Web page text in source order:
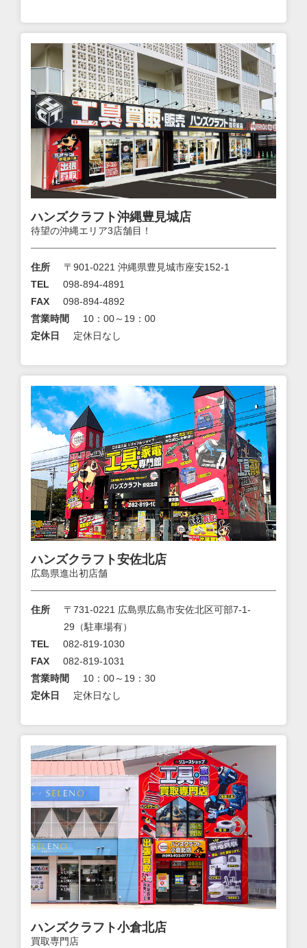
ハンズクラフト沖縄豊見城店
待望の沖縄エリア3店舗目！
住所
〒901-0221 沖縄県豊見城市座安152-1
TEL
098-894-4891
FAX
098-894-4892
営業時間
10：00～19：00
定休日
定休日なし
ハンズクラフト安佐北店
広島県進出初店舗
住所
〒731-0221 広島県広島市安佐北区可部7-1-
29（駐車場有）
TEL
082-819-1030
FAX
082-819-1031
営業時間
10：00～19：30
定休日
定休日なし
ハンズクラフト小倉北店
買取専門店